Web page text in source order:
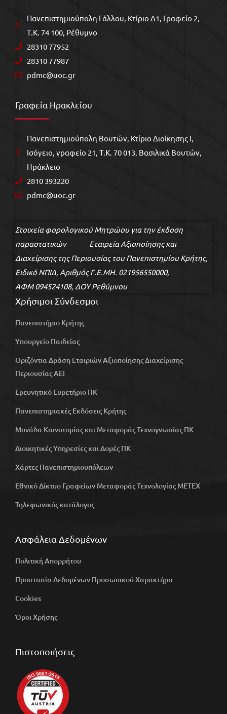
Πανεπιστημιούπολη Γάλλου, Kτίριο Δ1, Γραφείο 2,
Τ.Κ. 74 100, Ρέθυμνο
28310 77952
28310 77987
pdmc@uoc.gr
Γραφεία Ηρακλείου
Πανεπιστημιούπολη Βουτών, Κτίριο Διοίκησης Ι,
Ισόγειο, γραφείο 21, Τ.Κ. 70 013, Βασιλικά Βουτών,
Ηράκλειο
2810 393220
pdmc@uoc.gr
Στοιχεία φορολογικού Μητρώου για την έκδοση
παραστατικών Εταιρεία Αξιοποίησης και
Διαχείρισης της Περιουσίας του Πανεπιστημίου Κρήτης,
Ειδικό ΝΠΙΔ, Αριθμός Γ.Ε.ΜΗ. 021956550000,
ΑΦΜ 094524108, ΔΟΥ Ρεθύμνου
Χρήσιμοι Σύνδεσμοι
Πανεπιστήμιο Κρήτης
Υπουργείο Παιδείας
Οριζόντια Δράση Εταιριών Αξιοποίησης Διαχείρισης
Περιουσίας ΑΕΙ
Ερευνητικό Ευρετήριο ΠΚ
Πανεπιστημιακές Εκδόσεις Κρήτης
Μονάδα Καινοτομίας και Μεταφοράς Τεχνογνωσίας ΠΚ
Διοικητικές Υπηρεσίες και Δομές ΠΚ
Χάρτες Πανεπιστημιουπόλεων
Εθνικό Δίκτυο Γραφείων Μεταφοράς Τεχνολογίας ΜΕΤΕΧ
Τηλεφωνικός κατάλογος
Ασφάλεια Δεδομένων
Πολιτική Απορρήτου
Προστασία Δεδομένων Προσωπικού Χαρακτήρα
Cookies
Όροι Χρήσης
Πιστοποιήσεις